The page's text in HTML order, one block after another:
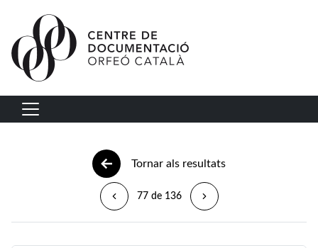
Vés al contingut
Navegació principal
Tornar als resultats
77 de 136